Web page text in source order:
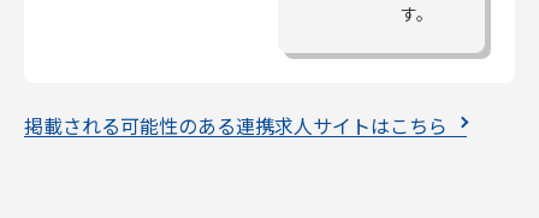
す。
掲載される可能性のある連携求人サイトはこちら